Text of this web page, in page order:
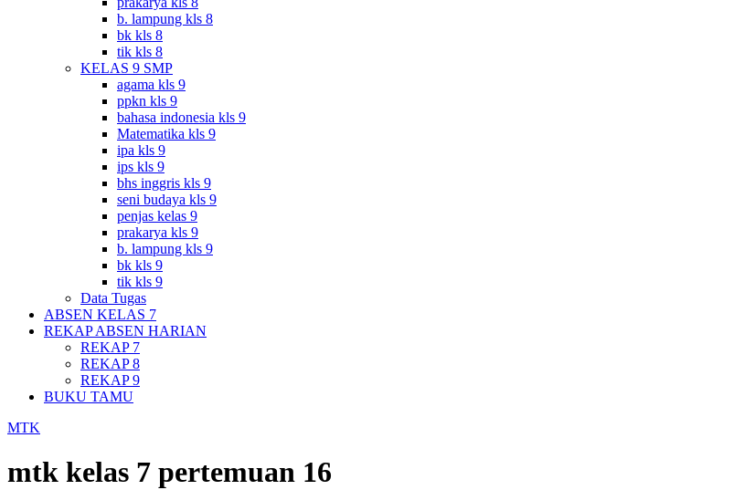
b. lampung kls 8
bk kls 8
tik kls 8
KELAS 9 SMP
agama kls 9
ppkn kls 9
bahasa indonesia kls 9
Matematika kls 9
ipa kls 9
ips kls 9
bhs inggris kls 9
seni budaya kls 9
penjas kelas 9
prakarya kls 9
b. lampung kls 9
bk kls 9
tik kls 9
Data Tugas
ABSEN KELAS 7
REKAP ABSEN HARIAN
REKAP 7
REKAP 8
REKAP 9
BUKU TAMU
MTK
mtk kelas 7 pertemuan 16